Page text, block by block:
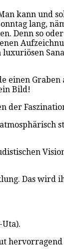
kann und
lang,
Denn so
einen Graben
Bild!
der
Das wird